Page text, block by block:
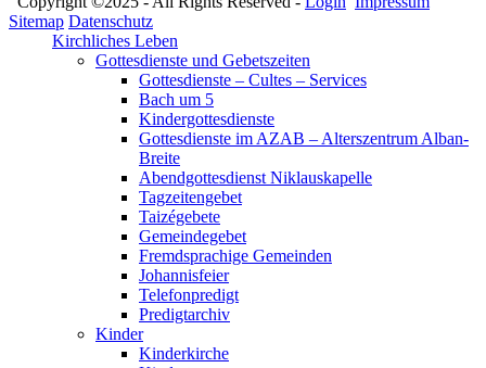
Sitemap Datenschutz
Kirchliches Leben
Gottesdienste und Gebetszeiten
Gottesdienste – Cultes – Services
Bach um 5
Kindergottesdienste
Gottesdienste im AZAB – Alterszentrum Alban-
Breite
Abendgottesdienst Niklauskapelle
Tagzeitengebet
Taizégebete
Gemeindegebet
Fremdsprachige Gemeinden
Johannisfeier
Telefonpredigt
Predigtarchiv
Kinder
Kinderkirche